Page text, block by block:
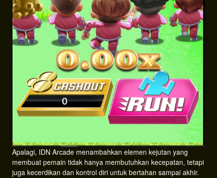
Apalagi, IDN Arcade menambahkan elemen kejutan yang
membuat pemain tidak hanya membutuhkan kecepatan, tetapi
juga kecerdikan dan kontrol diri untuk bertahan sampai akhir.